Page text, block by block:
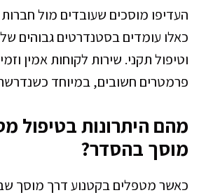
העדיפו מוסכים שעובדים מול
כאלו עומדים בסטנדרטים גבוהים
וטיפול תקני. שירות לקוחות אמין
פרמטרים חשובים, במיוחד כשנדרשת
מהם היתרונות בטיפול
מוסך בהסדר?
כאשר מטפלים בקטנוע דרך מוסך